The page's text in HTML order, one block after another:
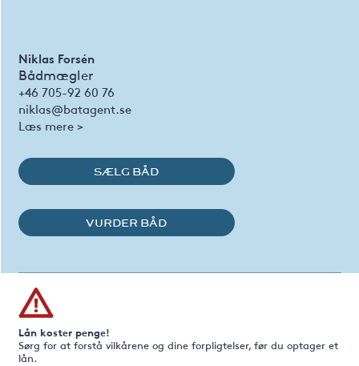
Niklas Forsén
Bådmægler
+46 705-92 60 76
niklas@batagent.se
Læs mere >
SÆLG BÅD
VURDER BÅD
Lån koster penge!
Sørg for at forstå vilkårene og dine forpligtelser, før du optager et
lån.